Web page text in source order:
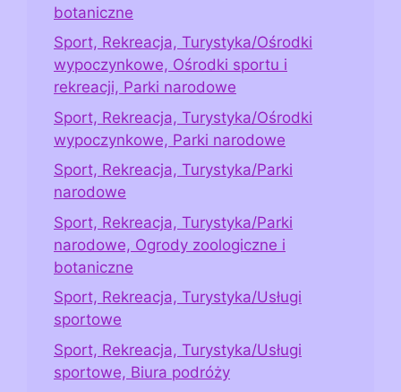
botaniczne
Sport, Rekreacja, Turystyka/Ośrodki
wypoczynkowe, Ośrodki sportu i
rekreacji, Parki narodowe
Sport, Rekreacja, Turystyka/Ośrodki
wypoczynkowe, Parki narodowe
Sport, Rekreacja, Turystyka/Parki
narodowe
Sport, Rekreacja, Turystyka/Parki
narodowe, Ogrody zoologiczne i
botaniczne
Sport, Rekreacja, Turystyka/Usługi
sportowe
Sport, Rekreacja, Turystyka/Usługi
sportowe, Biura podróży